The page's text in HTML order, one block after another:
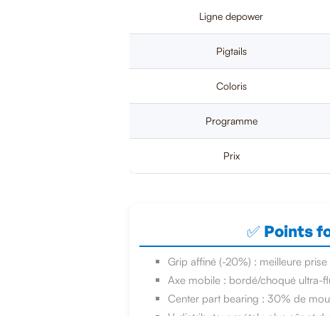
Ligne depower
Pigtails
Coloris
Programme
Prix
✅ Points
Grip affiné (-20%) : meilleure
Axe mobile : bordé/choqué ultra-
Center part bearing : 30% de